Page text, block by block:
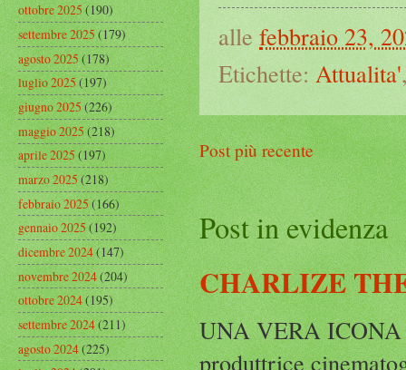
alle febbraio 23,
Etichette: Attualita'
Post più recente
Post in evidenza
CHARLIZE
UNA VERA ICONA
produttrice
ottobre 2025(190)
settembre 2025(179)
agosto 2025(178)
luglio 2025(197)
giugno 2025(226)
maggio 2025(218)
aprile 2025(197)
marzo 2025(218)
febbraio 2025(166)
gennaio 2025(192)
dicembre 2024(147)
novembre 2024(204)
ottobre 2024(195)
settembre 2024(211)
agosto 2024(225)